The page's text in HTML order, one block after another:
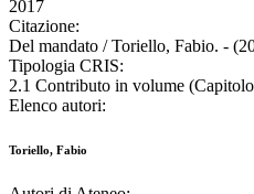
2017
Citazione:
Del mandato / Toriello, Fabio. -
Tipologia CRIS:
2.1 Contributo in volume
Elenco autori:
Toriello, Fabio